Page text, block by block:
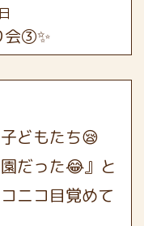
会③✨
どもたち😪
だった😂』と
ニコ目覚めて